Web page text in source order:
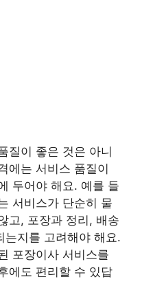
질이 좋은 것은 아니
에는 서비스 품질이
두어야 해요. 예를 들
서비스가 단순히 물
고, 포장과 정리, 배송
는지를 고려해야 해요.
포장이사 서비스를
에도 편리할 수 있답